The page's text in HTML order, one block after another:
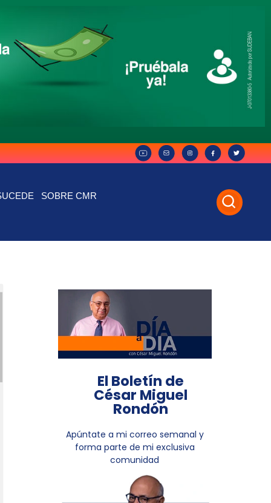
SOBRE CMR
El Boletín de
César Miguel
Rondón
Apúntate a mi correo semanal y
forma parte de mi exclusiva
comunidad